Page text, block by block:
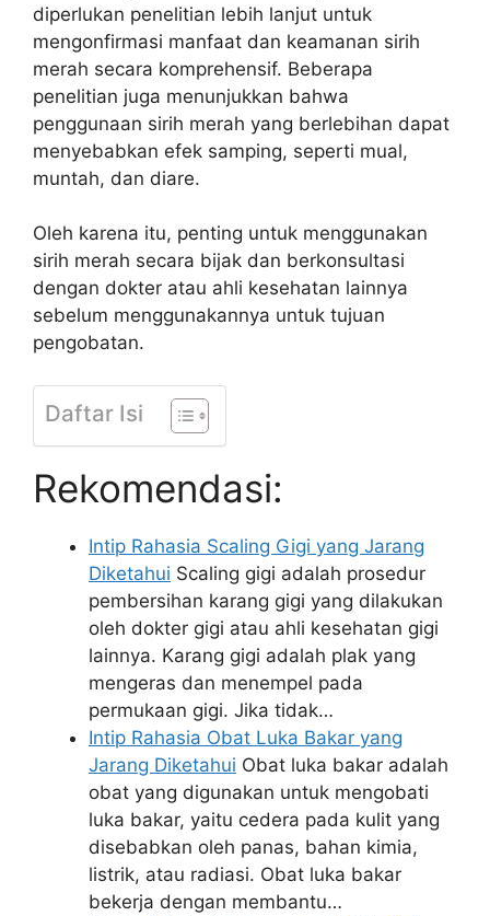
diperlukan penelitian lebih lanjut untuk
mengonfirmasi manfaat dan keamanan sirih
merah secara komprehensif. Beberapa
penelitian juga menunjukkan bahwa
penggunaan sirih merah yang berlebihan dapat
menyebabkan efek samping, seperti mual,
muntah, dan diare.
Oleh karena itu, penting untuk menggunakan
sirih merah secara bijak dan berkonsultasi
dengan dokter atau ahli kesehatan lainnya
sebelum menggunakannya untuk tujuan
pengobatan.
Daftar Isi
Rekomendasi:
Intip Rahasia Scaling Gigi yang Jarang
Diketahui Scaling gigi adalah prosedur
pembersihan karang gigi yang dilakukan
oleh dokter gigi atau ahli kesehatan gigi
lainnya. Karang gigi adalah plak yang
mengeras dan menempel pada
permukaan gigi. Jika tidak…
Intip Rahasia Obat Luka Bakar yang
Jarang Diketahui Obat luka bakar adalah
obat yang digunakan untuk mengobati
luka bakar, yaitu cedera pada kulit yang
disebabkan oleh panas, bahan kimia,
listrik, atau radiasi. Obat luka bakar
bekerja dengan membantu…